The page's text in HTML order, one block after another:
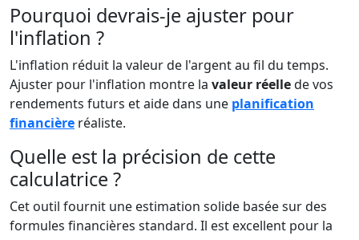
Pourquoi devrais-je ajuster pour
l'inflation ?
L'inflation réduit la valeur de l'argent au fil du temps.
Ajuster pour l'inflation montre la valeur réellede vos
rendements futurs et aide dans une planification
financière réaliste.
Quelle est la précision de cette
calculatrice ?
Cet outil fournit une estimation solide basée sur des
formules financières standard. Il est excellent pour la